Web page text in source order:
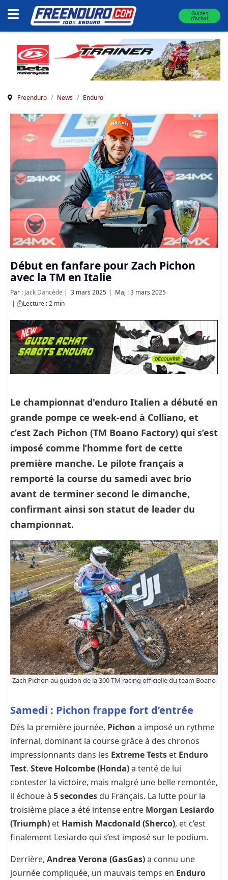
Guides
d'achat
Freenduro News Enduro
Début en fanfare pour Zach Pichon
avec la TM en Italie
Par : Jack Dancède 3 mars 2025
Maj : 3 mars 2025
Lecture : 2 min
Le championnat d'enduro Italien a débuté en
grande pompe ce week-end à Colliano, et
c’est Zach Pichon (TM Boano Factory) qui s’est
imposé comme l’homme fort de cette
première manche. Le pilote français a
remporté la course du samedi avec brio
avant de terminer second le dimanche,
confirmant ainsi son statut de leader du
championnat.
Zach Pichon au guidon de la 300 TM racing officielle du team Boano
Samedi : Pichon frappe fort d’entrée
Dès la première journée, Pichon a imposé un rythme
infernal, dominant la course grâce à des chronos
impressionnants dans les Extreme Tests et Enduro
Test. Steve Holcombe (Honda)a tenté de lui
contester la victoire, mais malgré une belle remontée,
il échoue à 5 secondes du Français. La lutte pour la
troisième place a été intense entre Morgan Lesiardo
(Triumph) et Hamish Macdonald (Sherco), et c’est
finalement Lesiardo qui s’est imposé sur le podium.
Derrière, Andrea Verona (GasGas)a connu une
journée compliquée, un mauvais temps en Enduro